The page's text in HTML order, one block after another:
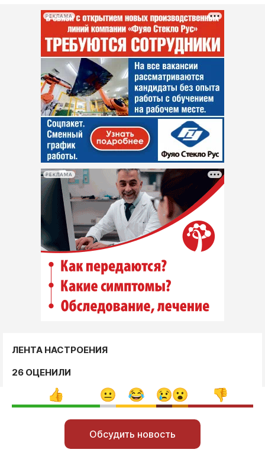
РЕКЛАМА
РЕКЛАМА
ЛЕНТА НАСТРОЕНИЯ
26 ОЦЕНИЛИ
Обсудить новость